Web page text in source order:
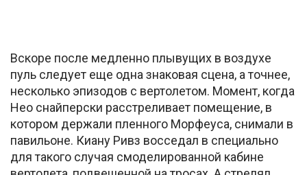
Вскоре после медленно плывущих в воздухе
пуль следует еще одна знаковая сцена, а точнее,
несколько эпизодов с вертолетом. Момент, когда
Нео снайперски расстреливает помещение, в
котором держали пленного Морфеуса, снимали в
павильоне. Киану Ривз восседал в специально
для такого случая смоделированной кабине